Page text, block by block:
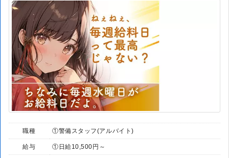
職種 ①警備スタッフ(アルバイト)
給与 ①日給10,500円～